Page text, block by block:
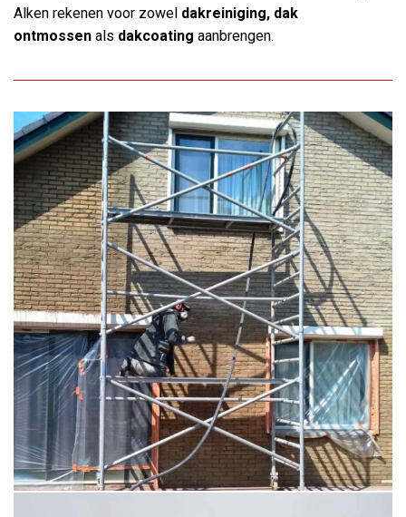
Alken rekenen voor zowel dakreiniging, dak
ontmossen als dakcoating aanbrengen.